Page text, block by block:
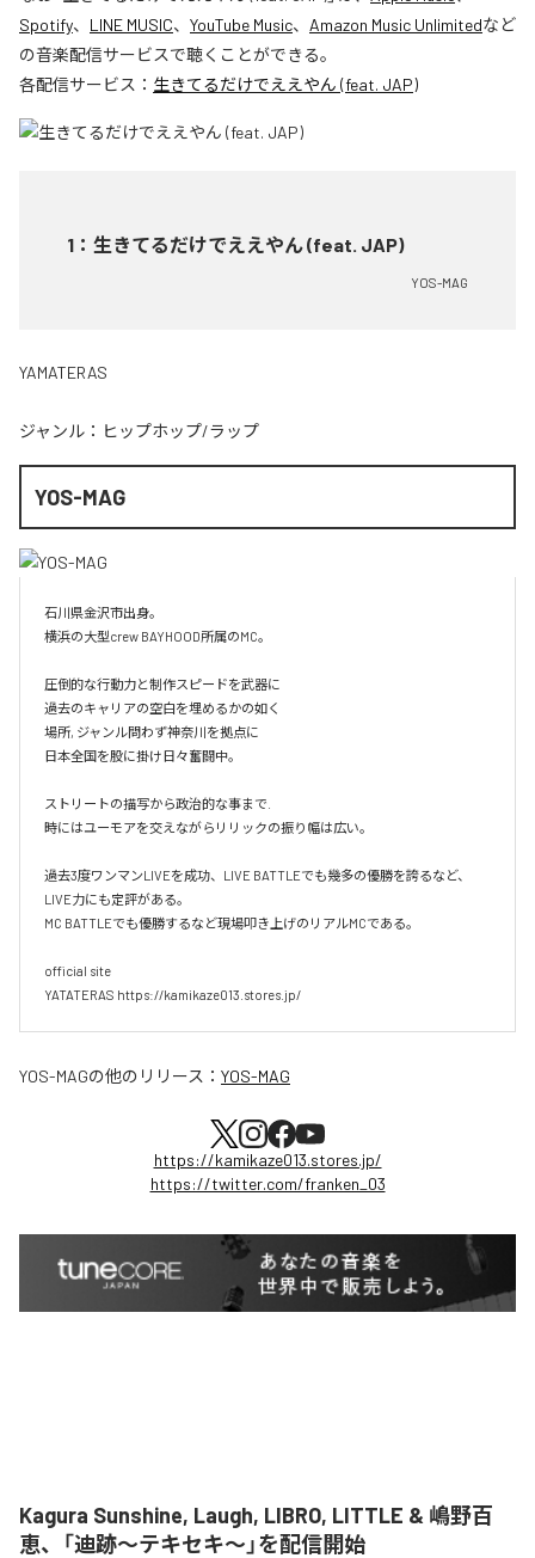
Spotify、 LINE MUSIC、 YouTube Music、 Amazon Music Unlimitedなど
の音楽配信サービスで聴くことができる。
各配信サービス： 生きてるだけでええやん (feat. JAP)
1 ： 生きてるだけでええやん (feat. JAP)
YOS-MAG
YAMATERAS
ジャンル： ヒップホップ/ラップ
YOS-MAG
石川県金沢市出身。
横浜の大型crew BAYHOOD所属のMC。
圧倒的な行動力と制作スピードを武器に
過去のキャリアの空白を埋めるかの如く
場所, ジャンル問わず神奈川を拠点に
日本全国を股に掛け日々奮闘中。
ストリートの描写から政治的な事まで.
時にはユーモアを交えながらリリックの振り幅は広い。
過去3度ワンマンLIVEを成功、LIVE BATTLEでも幾多の優勝を誇るなど、
LIVE力にも定評がある。
MC BATTLEでも優勝するなど現場叩き上げのリアルMCである。
official site
YATATERAS https://kamikaze013.stores.jp/
YOS-MAGの他のリリース： YOS-MAG
https://kamikaze013.stores.jp/
https://twitter.com/franken_03
Kagura Sunshine, Laugh, LIBRO, LITTLE & 嶋野百
恵、「迪跡〜テキセキ〜」を配信開始